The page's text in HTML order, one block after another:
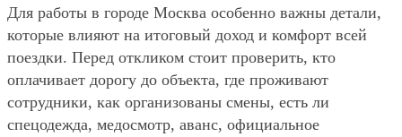
Для работы в городе Москва особенно важны детали,
которые влияют на итоговый доход и комфорт всей
поездки. Перед откликом стоит проверить, кто
оплачивает дорогу до объекта, где проживают
сотрудники, как организованы смены, есть ли
спецодежда, медосмотр, аванс, официальное